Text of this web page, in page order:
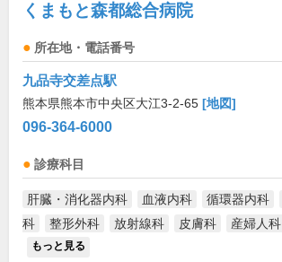
くまもと森都総合病院
所在地・電話番号
九品寺交差点駅
熊本県熊本市中央区大江3-2-65 [地図]
096-364-6000
診療科目
肝臓・消化器内科 血液内科 循環器内科
科
整形外科 放射線科 皮膚科 産婦人科
もっと見る